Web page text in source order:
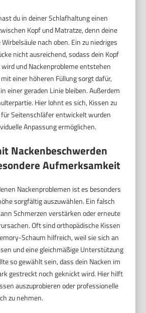
du in deiner Schlafhaltung einen
Kopf und Matratze, denn deine
nach oben. Ein zu niedriges
nicht ausreichend, sodass dein Kopf
und Nackenprobleme entstehen
einer höheren Füllung sorgt dafür,
einer geraden Linie bleiben. Außerdem
Hier lohnt es sich, Kissen zu
Seitenschläfer entwickelt wurden
Anpassung ermöglichen.
Nackenbeschwerden
Aufmerksamkeit
Nackenproblemen ist es besonders
sorgfältig auszuwählen. Ein falsch
Schmerzen verstärken oder erneute
Oft sind orthopädische Kissen
Schaum hilfreich, weil sie sich an
und eine gleichmäßige Unterstützung
so gewählt sein, dass dein Nacken im
gestreckt noch geknickt wird. Hier hilft
auszuprobieren oder professionelle
zu nehmen.